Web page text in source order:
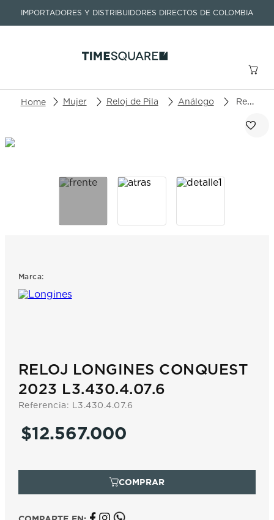
IMPORTADORES Y DISTRIBUIDORES DIRECTOS DE COLOMBIA
Buscar un producto o artículo
Mujer Reloj de Pila Análogo Reloj Longines Conquest 2023 L3.430.4.07.6
Marca:
RELOJ LONGINES CONQUEST
2023 L3.430.4.07.6
Referencia: L3.430.4.07.6
$12.567.000
TÉRMINOS MÁS BUSCADOS